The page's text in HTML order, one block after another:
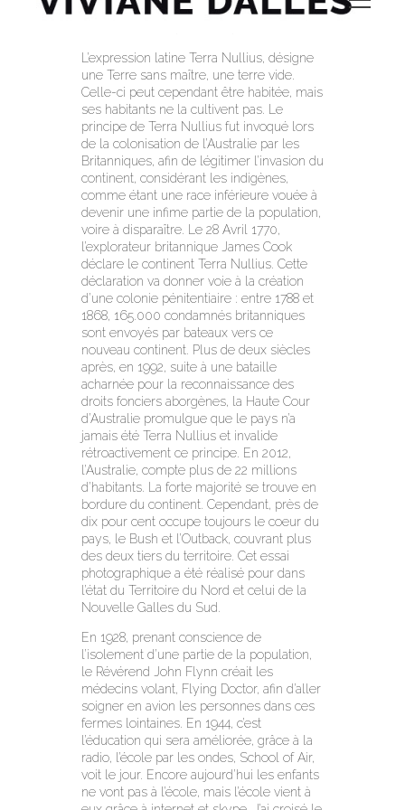
L’expression latine Terra Nullius, désigne
une Terre sans maître, une terre vide.
Celle-ci peut cependant être habitée, mais
ses habitants ne la cultivent pas. Le
principe de Terra Nullius fut invoqué lors
de la colonisation de l’Australie par les
Britanniques, afin de légitimer l’invasion du
continent, considérant les indigènes,
comme étant une race inférieure vouée à
devenir une infime partie de la population,
voire à disparaître. Le 28 Avril 1770,
l’explorateur britannique James Cook
déclare le continent Terra Nullius. Cette
déclaration va donner voie à la création
d’une colonie pénitentiaire : entre 1788 et
1868, 165.000 condamnés britanniques
sont envoyés par bateaux vers ce
nouveau continent. Plus de deux siècles
après, en 1992, suite à une bataille
acharnée pour la reconnaissance des
droits fonciers aborgènes, la Haute Cour
d’Australie promulgue que le pays n’a
jamais été Terra Nullius et invalide
rétroactivement ce principe. En 2012,
l’Australie, compte plus de 22 millions
d’habitants. La forte majorité se trouve en
bordure du continent. Cependant, près de
dix pour cent occupe toujours le coeur du
pays, le Bush et l’Outback, couvrant plus
des deux tiers du territoire. Cet essai
photographique a été réalisé pour dans
l’état du Territoire du Nord et celui de la
Nouvelle Galles du Sud.
En 1928, prenant conscience de
l’isolement d’une partie de la population,
le Révérend John Flynn créait les
médecins volant, Flying Doctor, afin d’aller
soigner en avion les personnes dans ces
fermes lointaines. En 1944, c’est
l’éducation qui sera améliorée, grâce à la
radio, l’école par les ondes, School of Air,
voit le jour. Encore aujourd’hui les enfants
ne vont pas à l’école, mais l’école vient à